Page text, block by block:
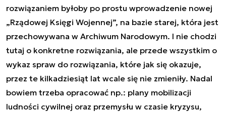
rozwiązaniem byłoby po prostu wprowadzenie nowej
„Rządowej Księgi Wojennej”, na bazie starej, która jest
przechowywana w Archiwum Narodowym. I nie chodzi
tutaj o konkretne rozwiązania, ale przede wszystkim o
wykaz spraw do rozwiązania, które jak się okazuje,
przez te kilkadziesiąt lat wcale się nie zmieniły. Nadal
bowiem trzeba opracować np.: plany mobilizacji
ludności cywilnej oraz przemysłu w czasie kryzysu,